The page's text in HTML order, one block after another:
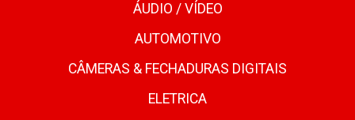
ÁUDIO / VÍDEO
AUTOMOTIVO
CÂMERAS & FECHADURAS DIGITAIS
ELETRICA